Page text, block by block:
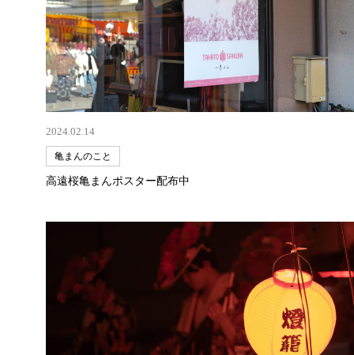
2024.02.14
亀まんのこと
高遠桜亀まんポスター配布中